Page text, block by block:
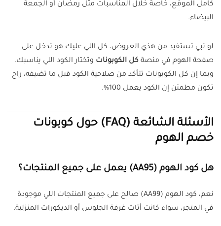
كامل الموقع، خاصةً خلال المناسبات مثل رمضان أو الجمعة
البيضاء.
لو تبي تستفيد من هذي العروض، كل اللي عليك هو تدخل على
صفحة الهوم في منصة كل الكوبونات وتختار الكود اللي يناسبك.
وبما إن كل الكوبونات تتأكد من صلاحية الكود قبل ما تضيفه، راح
تكون مطمئن إن الكود يعمل 100%.
الأسئلة الشائعة (FAQ) حول كوبونات
خصم الهوم
هل كود الهوم (AA95) يعمل على جميع المنتجات؟
نعم، كود الهوم (AA99) صالح على جميع المنتجات اللي موجودة
في المتجر، سواء كانت أثاث غرفة الجلوس أو الديكورات المنزلية.